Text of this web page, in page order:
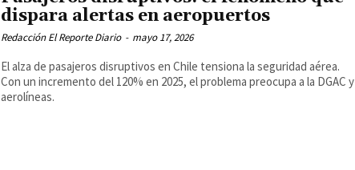
dispara alertas en aeropuertos
Redacción El Reporte Diario - mayo 17, 2026
El alza de pasajeros disruptivos en Chile tensiona la seguridad aérea.
Con un incremento del 120% en 2025, el problema preocupa a la DGAC y
aerolíneas.